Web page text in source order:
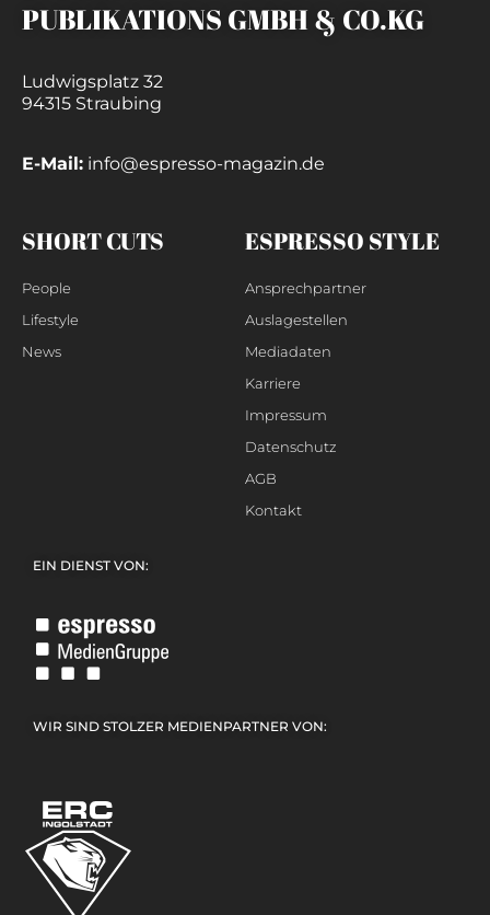
PUBLIKATIONS GMBH & CO.KG
Ludwigsplatz 32
94315 Straubing
E-Mail: info@espresso-magazin.de
SHORT CUTS
People
Lifestyle
News
ESPRESSO STYLE
Ansprechpartner
Auslagestellen
Mediadaten
Karriere
Impressum
Datenschutz
AGB
Kontakt
EIN DIENST VON:
WIR SIND STOLZER MEDIENPARTNER VON: